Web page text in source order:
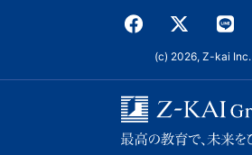
(c) 2026, Z-kai Inc.